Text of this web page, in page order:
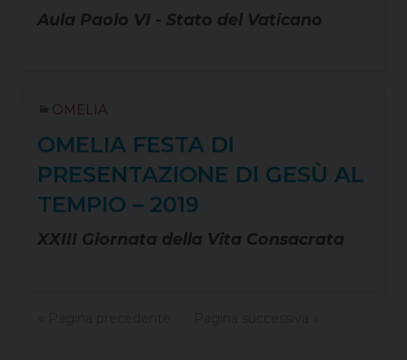
Aula Paolo VI - Stato del Vaticano
OMELIA
OMELIA FESTA DI
PRESENTAZIONE DI GESÙ AL
TEMPIO – 2019
XXIII Giornata della Vita Consacrata